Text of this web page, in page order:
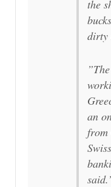
the
dirty
an
from